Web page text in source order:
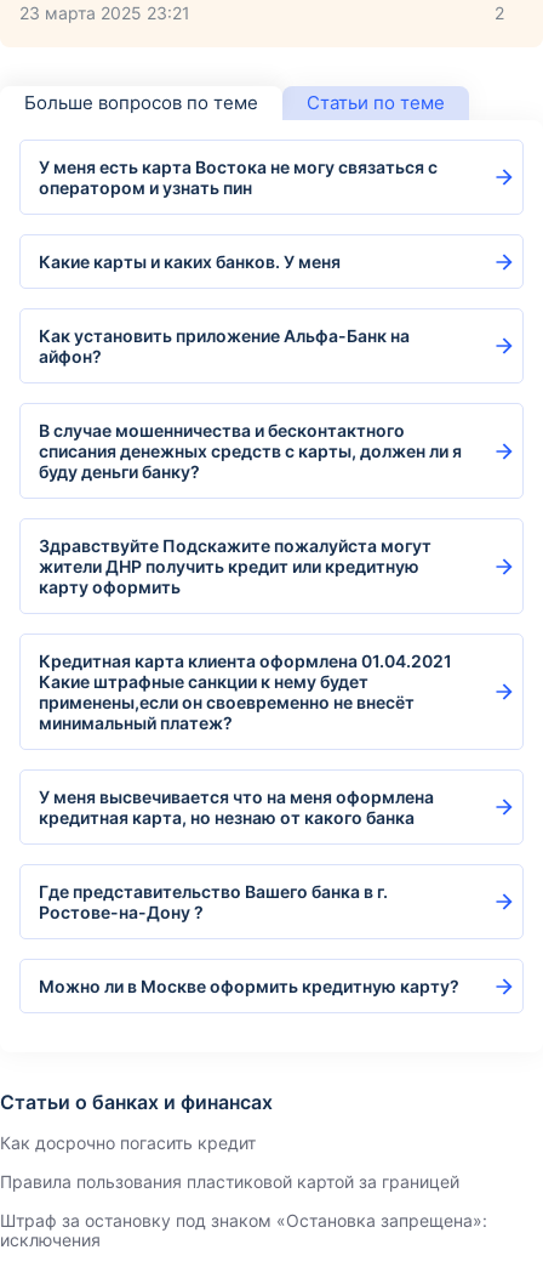
23 марта 2025 23:21 2
Больше вопросов по теме Статьи по теме
У меня есть карта Востока не могу связаться с
оператором и узнать пин
Какие карты и каких банков. У меня
Как установить приложение Aльфа-Банк на
айфон?
В случае мошенничества и бесконтактного
списания денежных средств с карты, должен ли я
буду деньги банку?
Здравствуйте Подскажите пожалуйста могут
жители ДНР получить кредит или кредитную
карту оформить
Кредитная карта клиента оформлена 01.04.2021
Какие штрафные санкции к нему будет
применены,если он своевременно не внесёт
минимальный платеж?
У меня высвечивается что на меня оформлена
кредитная карта, но незнаю от какого банка
Где представительство Вашего банка в г.
Ростове-на-Дону ?
Можно ли в Москве оформить кредитную карту?
Статьи о банках и финансах
Как досрочно погасить кредит
Правила пользования пластиковой картой за границей
Штраф за остановку под знаком «Остановка запрещена»:
исключения